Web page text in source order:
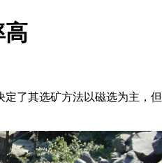
高
了其选矿方法以磁选为主，